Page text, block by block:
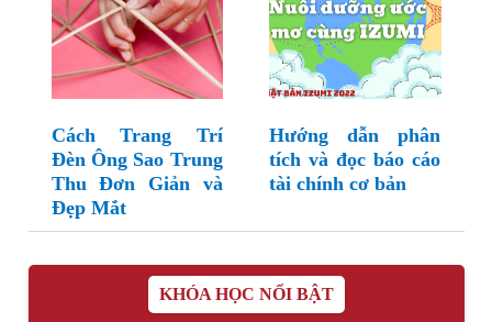
Cách Trang Trí
Đèn Ông Sao Trung
Thu Đơn Giản và
Đẹp Mắt
Hướng dẫn phân
tích và đọc báo cáo
tài chính cơ bản
KHÓA HỌC NỔI BẬT